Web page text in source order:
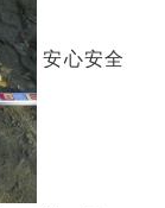
安心安全